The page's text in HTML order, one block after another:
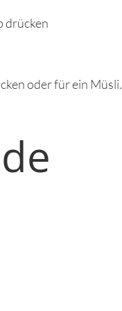
drücken
oder für ein Müsli.